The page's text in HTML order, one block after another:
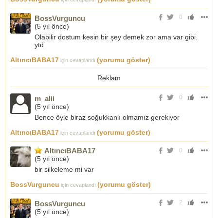
0
BossVurguncu
(5 yıl önce)
Olabilir dostum kesin bir şey demek zor ama var gibi.
ytd
AltıncıBABA17 için cevaplandı (yorumu göster)
Reklam
0
m_alii
(5 yıl önce)
Bence öyle biraz soğukkanlı olmamız gerekiyor
AltıncıBABA17 için cevaplandı (yorumu göster)
0
AltıncıBABA17
(5 yıl önce)
bir silkeleme mi var
BossVurguncu için cevaplandı (yorumu göster)
2
BossVurguncu
(5 yıl önce)